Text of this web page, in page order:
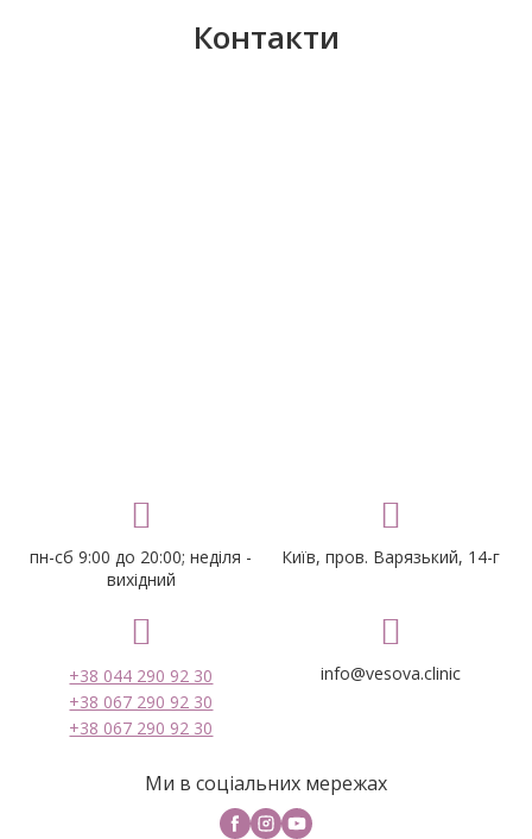
Контакти
пн-сб 9:00 до 20:00; неділя -
вихідний
Київ, пров. Варязький, 14-г
+38 044 290 92 30
+38 067 290 92 30
+38 067 290 92 30
info@vesova.clinic
Ми в соціальних мережах